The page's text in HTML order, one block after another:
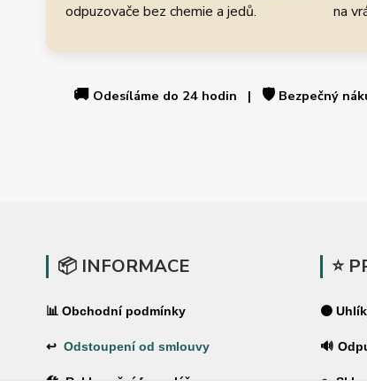
odpuzovače bez chemie a jedů.
na
🚚 Odesíláme do 24 hodin | 🛡️ Bezpečný
📦 INFORMACE
📊 Obchodní podmínky
↩ Odstoupení od smlouvy
🛠 Reklamační formulář
⭐
⚫
🔊
🪤